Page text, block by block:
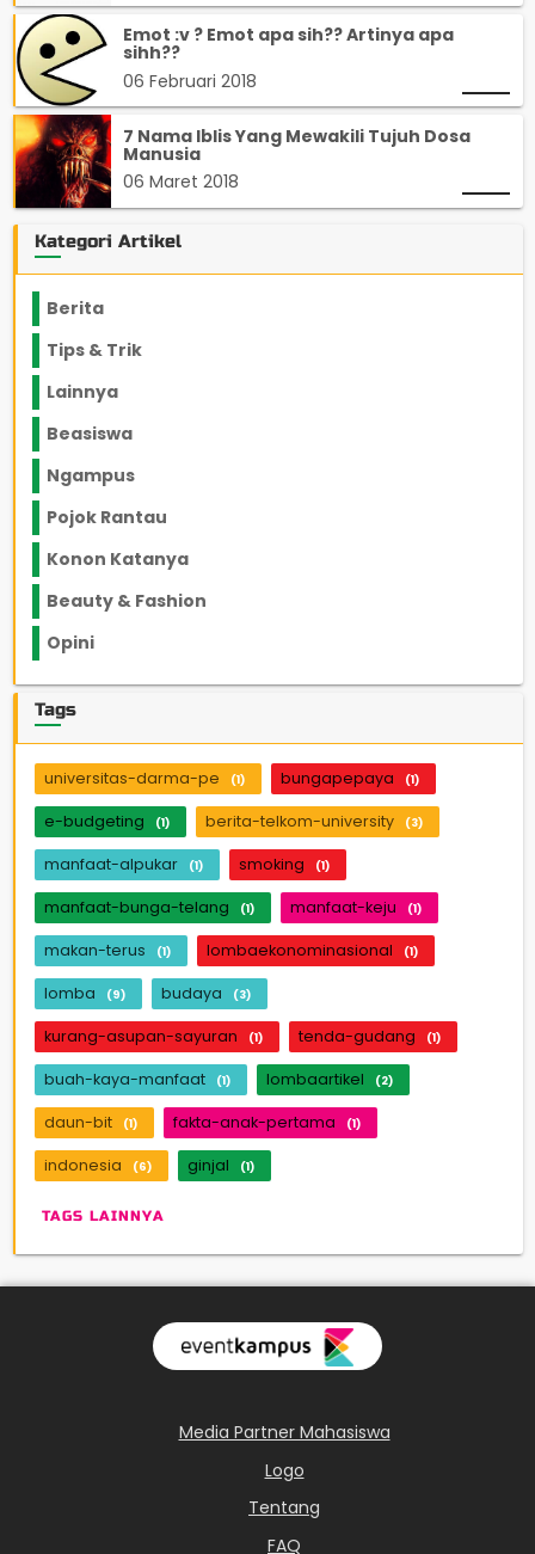
Emot :v ? Emot apa sih?? Artinya apa
sihh??
06 Februari 2018
7 Nama Iblis Yang Mewakili Tujuh Dosa
Manusia
06 Maret 2018
Kategori Artikel
Berita
Tips & Trik
Lainnya
Beasiswa
Ngampus
Pojok Rantau
Konon Katanya
Beauty & Fashion
Opini
Tags
universitas-darma-pe (1) bungapepaya (1)
e-budgeting (1) berita-telkom-university (3)
manfaat-alpukar (1) smoking (1)
manfaat-bunga-telang (1) manfaat-keju (1)
makan-terus (1) lombaekonominasional (1)
lomba (9) budaya (3)
kurang-asupan-sayuran (1) tenda-gudang (1)
buah-kaya-manfaat (1) lombaartikel (2)
daun-bit (1) fakta-anak-pertama (1)
indonesia (6) ginjal (1)
TAGS LAINNYA
Media Partner Mahasiswa
Logo
Tentang
FAQ